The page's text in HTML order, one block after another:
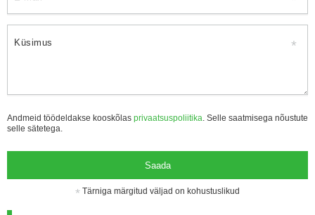
Küsimus
Andmeid töödeldakse kooskõlas privaatsuspoliitika . Selle saatmisega nõustute
selle sätetega.
Saada
Tärniga märgitud väljad on kohustuslikud